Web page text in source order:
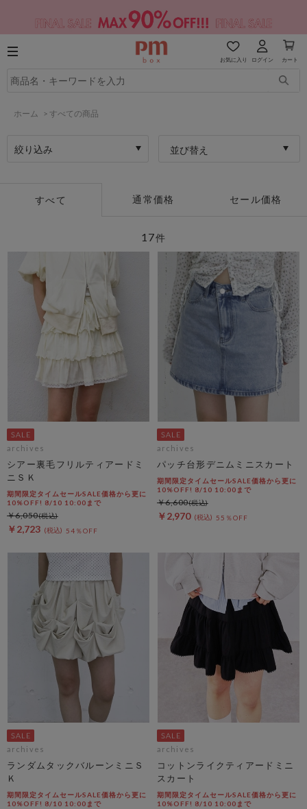
お気に入り ログイン カート
ホーム > すべての商品
絞り込み 並び替え
すべて 通常価格 セール価格
17件
archives
シアー裏毛フリルティアードミ
ニＳＫ
期間限定タイムセールSALE価格から更に
10%OFF! 8/10 10:00まで
￥2,723 54％OFF
￥6,050
archives
パッチ台形デニムミニスカート
期間限定タイムセールSALE価格から更に
10%OFF! 8/10 10:00まで
￥2,970 55％OFF
￥6,600
archives
ランダムタックバルーンミニＳ
Ｋ
期間限定タイムセールSALE価格から更に
10%OFF! 8/10 10:00まで
archives
コットンライクティアードミニ
スカート
期間限定タイムセールSALE価格から更に
10%OFF! 8/10 10:00まで